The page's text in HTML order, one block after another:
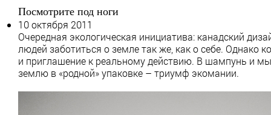
Посмотрите под ноги
10 октября 2011
Очередная экологическая инициатива: канадский
людей заботиться о земле так же, как о себе. Однако
и приглашение к реальному действию. В шампунь и
землю в «родной» упаковке – триумф экомании.